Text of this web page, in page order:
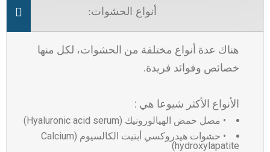
أنواع الحشوات:
هناك عدة أنواع مختلفة من الحشوات، لكل منها
خصائص وفوائد فريدة.
الأنواع الأكثر شيوعا هي :
• مصل حمض الهيالورونيك (Hyaluronic acid serum)
• حشوات هيدروكسي أبتيت الكالسيوم (Calcium
hydroxylapatite)